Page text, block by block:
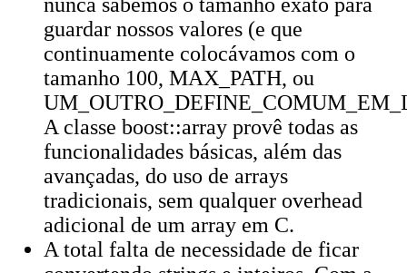
nunca sabemos o tamanho exato para
guardar nossos valores (e que
continuamente colocávamos com o
tamanho 100, MAX_PATH, ou
A classe boost::array provê todas as
funcionalidades básicas, além das
avançadas, do uso de arrays
tradicionais, sem qualquer overhead
adicional de um array em C.
A total falta de necessidade de ficar